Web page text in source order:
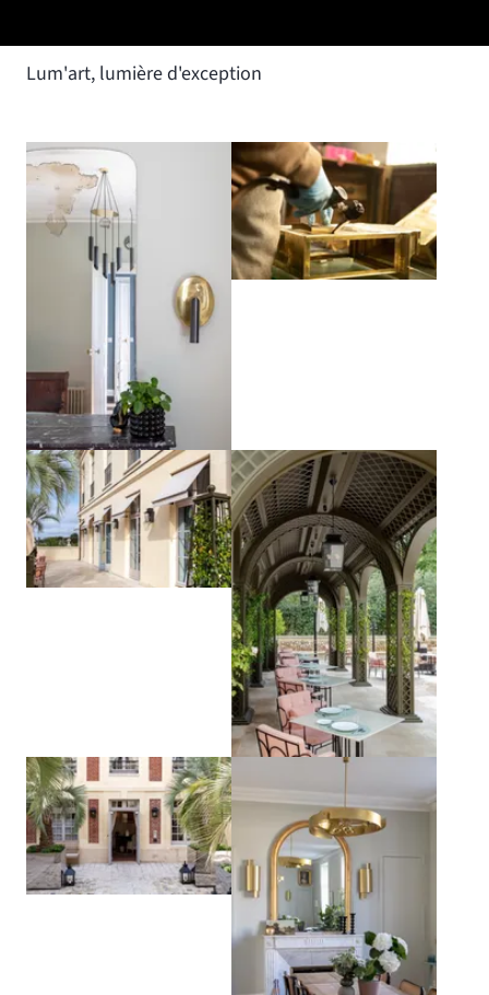
Lum'art, lumière d'exception
Agrandir Agrandir
Agrandir Agrandir
Agrandir